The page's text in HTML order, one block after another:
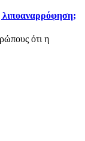
λιποαναρρόφηση;
ότι η